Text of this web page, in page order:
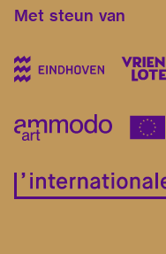
Met steun van